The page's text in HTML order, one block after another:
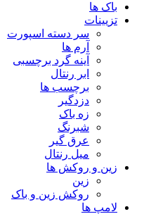
باک ها
تزیینات
سر دسته اسپورت
آرم ها
آینه گرد برچسبی
ابر رنتال
برچسب ها
دزدگیر
زه باک
شبرنگ
عرق گیر
میل رنتال
زین و روکش ها
زین
روکش زین و باک
لامپ ها